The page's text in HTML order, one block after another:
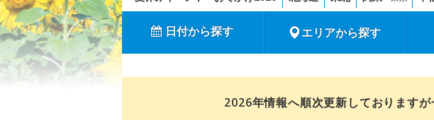
日付から探す エリアから探す
2026年情報へ順次更新しております